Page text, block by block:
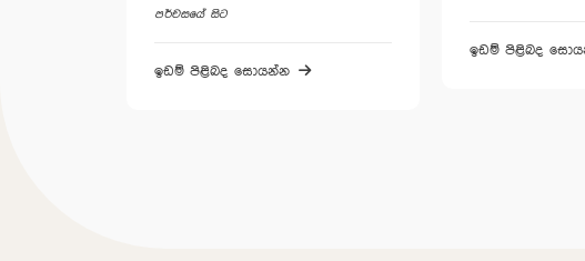
පර්චසයේ සිට
ඉඩම් පිළිබද සොයන්න
ඉඩම් පිළිබද